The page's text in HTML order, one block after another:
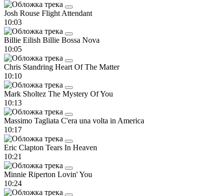
Josh Rouse Flight Attendant
10:03
Billie Eilish Billie Bossa Nova
10:05
Chris Standring Heart Of The Matter
10:10
Mark Sholtez The Mystery Of You
10:13
Massimo Tagliata C'era una volta in America
10:17
Eric Clapton Tears In Heaven
10:21
Minnie Riperton Lovin' You
10:24